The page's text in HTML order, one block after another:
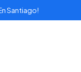
Santiago!